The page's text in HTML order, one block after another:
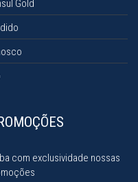
Gold
com exclusividade nossas